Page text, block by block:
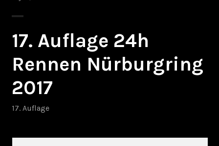
17. Auflage 24h
Rennen Nürburgring
2017
17. Auflage